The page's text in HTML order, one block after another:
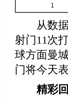
1
从数据
射门11次
球方面曼
门将今天
精彩